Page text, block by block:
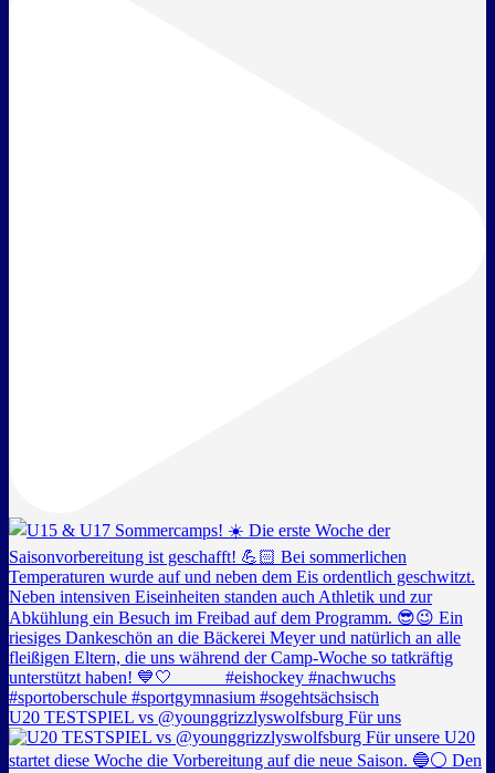
U20 TESTSPIEL vs @younggrizzlyswolfsburg Für uns